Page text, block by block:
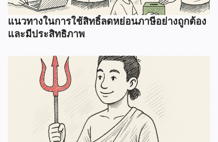
แนวทางในการใช้สิทธิ์ลดหย่อนภาษีอย่างถูกต้อง
และมีประสิทธิภาพ